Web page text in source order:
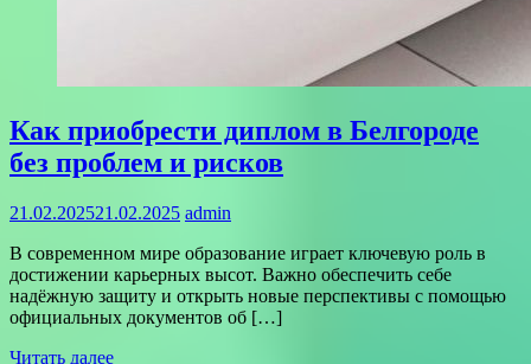
Как приобрести диплом в Белгороде
без проблем и рисков
21.02.202521.02.2025 admin
В современном мире образование играет ключевую роль в
достижении карьерных высот. Важно обеспечить себе
надёжную защиту и открыть новые перспективы с помощью
официальных документов об […]
Читать далее